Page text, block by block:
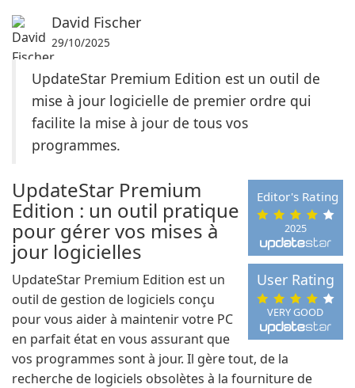
David Fischer
29/10/2025
UpdateStar Premium Edition est un outil de
mise à jour logicielle de premier ordre qui
facilite la mise à jour de tous vos
programmes.
2025
Editor's Rating
VERY GOOD
User Rating
UpdateStar Premium
Edition : un outil pratique
pour gérer vos mises à
jour logicielles
UpdateStar Premium Edition est un
outil de gestion de logiciels conçu
pour vous aider à maintenir votre PC
en parfait état en vous assurant que
vos programmes sont à jour. Il gère tout, de la
recherche de logiciels obsolètes à la fourniture de